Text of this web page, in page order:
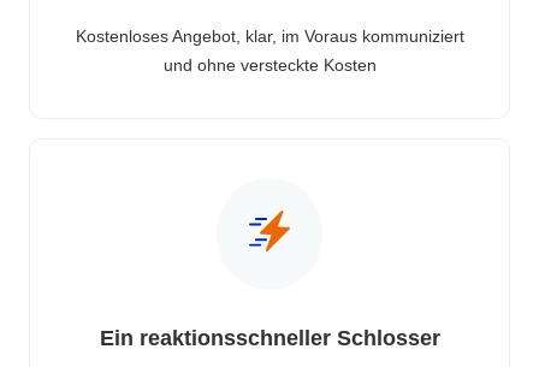
Kostenloses Angebot, klar, im Voraus kommuniziert
und ohne versteckte Kosten
Ein reaktionsschneller Schlosser